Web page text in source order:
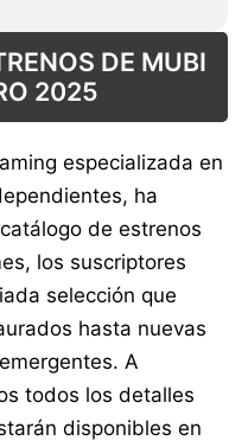
DE MUBI
2025
especializada en
ha
de estrenos
los suscriptores
selección que
hasta nuevas
A
todos los detalles
disponibles en